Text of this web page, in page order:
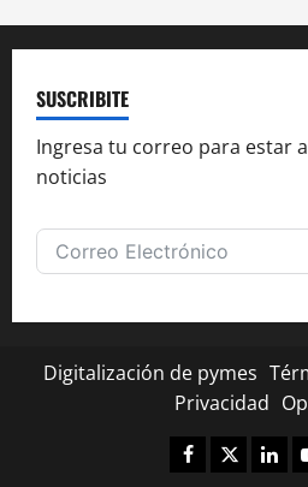
SUSCRIBITE
Ingresa tu correo para estar
noticias
Digitalización de pymes
Privacidad
Facebook
Twitter